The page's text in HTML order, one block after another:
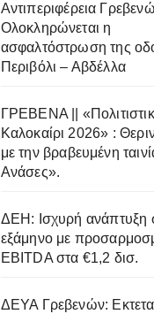
Αντιπεριφέρεια
Ολοκληρώνεται η
ασφαλτόστρωση της
Περιβόλι – Αβδέλλα
ΓΡΕΒΕΝΑ ||
Καλοκαίρι 2026» :
με την βραβευμένη
Ανάσες».
ΔΕΗ: Ισχυρή ανάπτυξη
εξάμηνο με
EBITDA στα €1,2 δισ.
ΔΕΥΑ Γρεβενών: